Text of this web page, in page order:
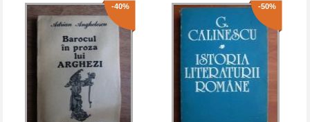
-40% -50%